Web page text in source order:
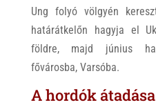
Ung folyó völgyén
határátkelőn hagyja el
földre, majd június
fővárosba, Varsóba.
A hordók